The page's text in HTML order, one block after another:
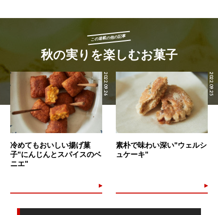
この連載の他の記事
秋の実りを楽しむお菓子
2022.09.26
冷めてもおいしい揚げ菓
子"にんじんとスパイスのベ
ニエ"
2022.09.25
素朴で味わい深い"ウェルシ
ュケーキ"